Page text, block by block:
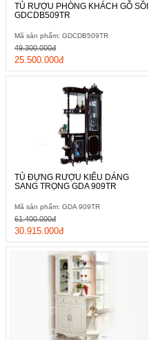
TỦ RƯỢU PHÒNG KHÁCH GỖ SỒI
GDCDB509TR
Mã sản phẩm: GDCDB509TR
25.500.000đ
49.300.000đ
TỦ ĐỰNG RƯỢU KIỂU DÁNG
SANG TRỌNG GDA 909TR
Mã sản phẩm: GDA 909TR
30.915.000đ
61.400.000đ